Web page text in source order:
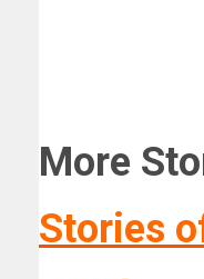
More
Stories